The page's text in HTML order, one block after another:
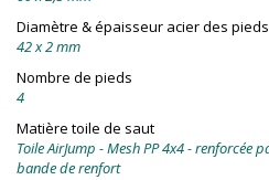
Diamètre & épaisseur acier des pieds
42 x 2 mm
Nombre de pieds
4
Matière toile de saut
Toile AirJump - Mesh PP 4x4 - renforcée
bande de renfort